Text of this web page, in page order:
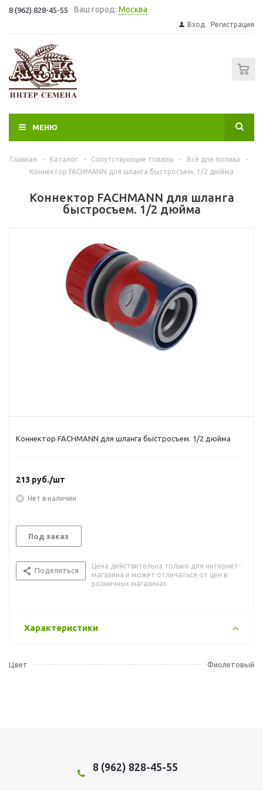
8 (962) 828-45-55 Ваш город: Москва
Вход Регистрация
МЕНЮ
Главная - Каталог - Сопутствующие товары - Всё для полива
-
Коннектор FACHMANN для шланга быстросъем. 1/2 дюйма
Коннектор FACHMANN для шланга
быстросъем. 1/2 дюйма
Коннектор FACHMANN для шланга быстросъем. 1/2 дюйма
213 руб./шт
Нет в наличии
Под заказ
Поделиться
Цена действительна только для интернет-
магазина и может отличаться от цен в
розничных магазинах
Характеристики
Цвет Фиолетовый
8 (962) 828-45-55